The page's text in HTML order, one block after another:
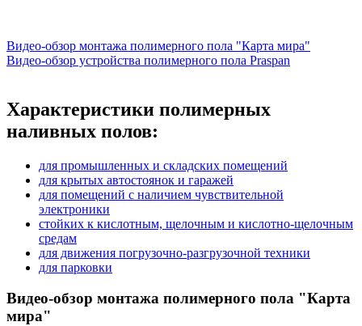
Видео-обзор монтажа полимерного пола "Карта мира"
Видео-обзор устройства полимерного пола Praspan
Характеристики полимерных
наливных полов:
для промышленных и складских помещений
для крытых автостоянок и гаражей
для помещений с наличием чувствительной
электроники
стойких к кислотным, щелочным и кислотно-щелочным
средам
для движения погрузочно-разгрузочной техники
для парковки
Видео-обзор монтажа полимерного пола "Карта
мира"